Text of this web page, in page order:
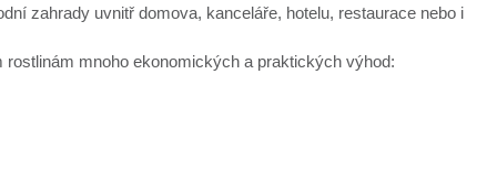
zahrady uvnitř domova, kanceláře, hotelu, restaurace nebo i
mnoho ekonomických a praktických výhod: